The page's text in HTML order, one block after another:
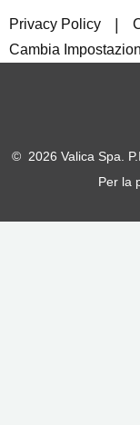
Privacy Policy |
Cambia
© 2026 Valica Spa.
Per la